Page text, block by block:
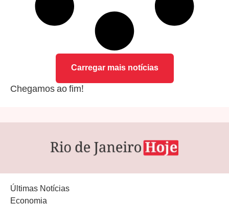
Carregar mais notícias
Chegamos ao fim!
Últimas Notícias